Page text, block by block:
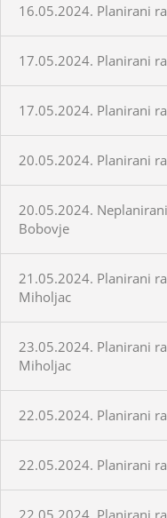
16.05.2024. Planirani
17.05.2024. Planirani
17.05.2024. Planirani
20.05.2024. Planirani
20.05.2024.
Bobovje
21.05.2024. Planirani
Miholjac
23.05.2024. Planirani
Miholjac
22.05.2024. Planirani
22.05.2024. Planirani
22.05.2024. Planirani